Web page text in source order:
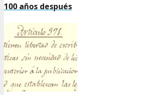
100 años después